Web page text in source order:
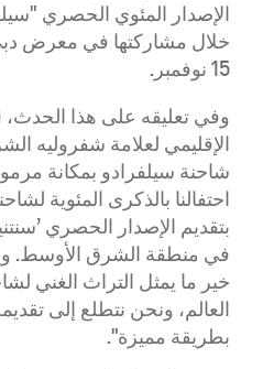
خلال مشاركتها في معرض
15 نوفمبر.
وفي تعليقه على هذا الحدث،
الإقليمي لعلامة شفروليه
شاحنة سيلفرادو بمكانة
احتفالنا بالذكرى المئوية
بتقديم الإصدار الحصري
في منطقة الشرق الأوسط.
خير ما يمثل التراث الغني
العالم، ونحن نتطلع إلى
بطريقة مميزة".